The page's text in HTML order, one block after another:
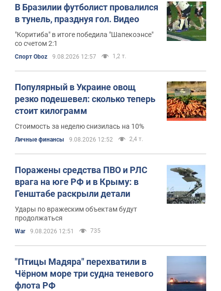
В Бразилии футболист провалился
в тунель, празднуя гол. Видео
"Коритиба" в итоге победила "Шапекоэнсе"
со счетом 2:1
Спорт Oboz 9.08.2026 12:57 1,2 т.
Популярный в Украине овощ
резко подешевел: сколько теперь
стоит килограмм
Стоимость за неделю снизилась на 10%
Личные финансы 9.08.2026 12:52 2,4 т.
Поражены средства ПВО и РЛС
врага на юге РФ и в Крыму: в
Генштабе раскрыли детали
Удары по вражеским объектам будут
продолжаться
War 9.08.2026 12:51 735
"Птицы Мадяра" перехватили в
Чёрном море три судна теневого
флота РФ